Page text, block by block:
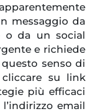
messaggio da
o da un social
e richiede
senso di
su link
più efficaci
email